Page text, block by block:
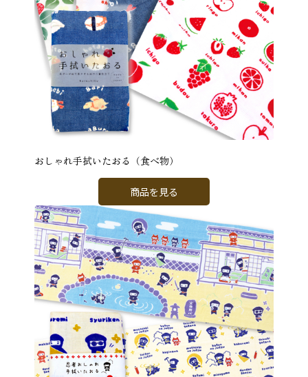
おしゃれ手拭いたおる（食べ物）
商品を見る